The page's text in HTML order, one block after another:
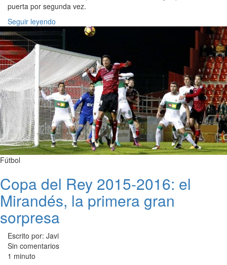
puerta por segunda vez.
Seguir leyendo
Fútbol
Copa del Rey 2015-2016: el
Mirandés, la primera gran
sorpresa
Escrito por: Javi
Sin comentarios
1 minuto